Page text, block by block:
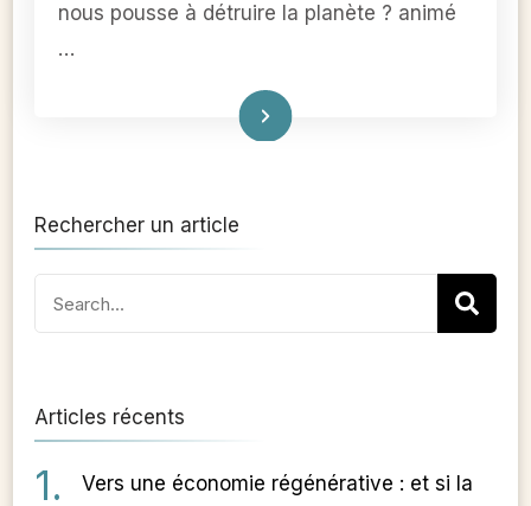
nous pousse à détruire la planète ? animé
…
Lire
Rechercher un article
for:
Articles récents
Vers une économie régénérative : et si la